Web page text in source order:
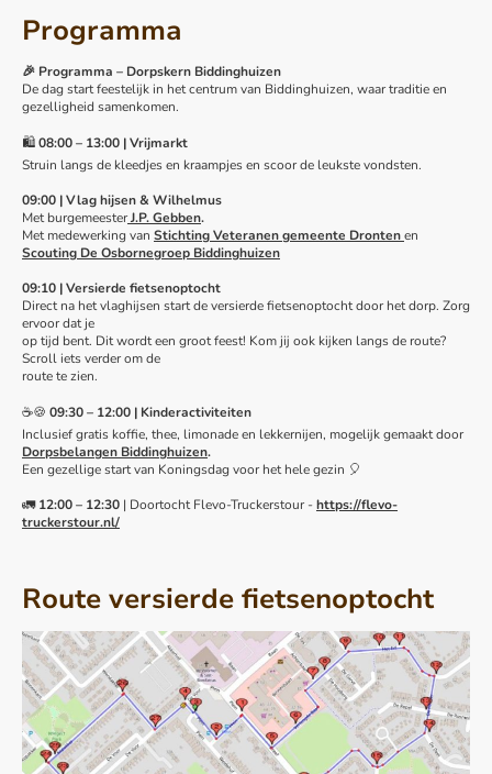
Programma
🎉 Programma – Dorpskern Biddinghuizen
De dag start feestelijk in het centrum van Biddinghuizen, waar traditie en
gezelligheid samenkomen.
🛍08:00 – 13:00 | Vrijmarkt
Struin langs de kleedjes en kraampjes en scoor de leukste vondsten.
09:00 | Vlag hijsen & Wilhelmus
Met burgemeesterJ.P. Gebben.
Met medewerking van Stichting Veteranen gemeente Drontenen
Scouting De Osbornegroep Biddinghuizen
09:10 | Versierde fietsenoptocht
Direct na het vlaghijsen start de versierde fietsenoptocht door het dorp. Zorg
ervoor dat je
op tijd bent. Dit wordt een groot feest! Kom jij ook kijken langs de route?
Scroll iets verder om de
route te zien.
☕🍪 09:30 – 12:00 | Kinderactiviteiten
Inclusief gratis koffie, thee, limonade en lekkernijen, mogelijk gemaakt door
Dorpsbelangen Biddinghuizen.
Een gezellige start van Koningsdag voor het hele gezin 🎈
🚛12:00 – 12:30 | Doortocht Flevo-Truckerstour -https://flevo-
truckerstour.nl/
Route versierde fietsenoptocht